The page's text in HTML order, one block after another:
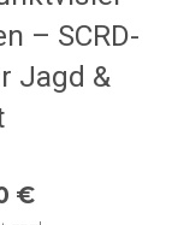
– SCRD-
Jagd &
€